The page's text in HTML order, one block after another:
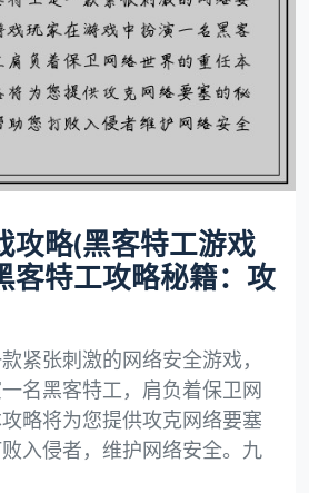
攻略(黑客特工游戏
客特工攻略秘籍：攻
紧张刺激的网络安全游戏，
名黑客特工，肩负着保卫网
略将为您提供攻克网络要塞
入侵者，维护网络安全。九